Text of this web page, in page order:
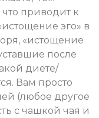
приводит к
эго» в
«истощение
после
диете/
Вам просто
(любое другое
с чашкой чая и